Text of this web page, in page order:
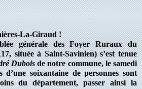
La-Giraud !
générale des Foyer Ruraux du
située à Saint-Savinien) s’est tenue
Duboisde notre commune, le samedi
soixantaine de personnes sont
du département, passer ainsi la